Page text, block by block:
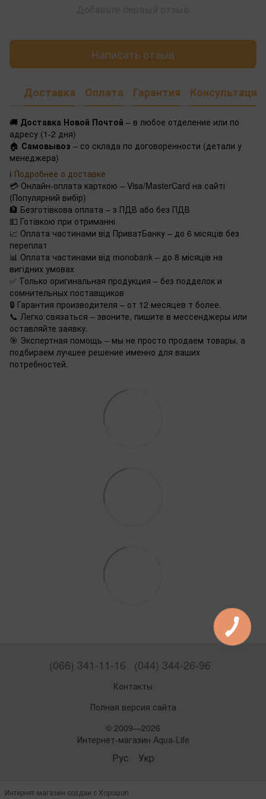
Написать отзыв
Доставка Оплата Гарантия Консультация
🚚 Доставка Новой Почтой – в любое отделение или по
адресу (1-2 дня)
🏠 Самовывоз – со склада по договоренности (детали у
менеджера)
ℹ️ Подробнее о доставке
💳 Онлайн-оплата карткою – Visa/MasterCard на сайті
(Популярний вибір)
🏦 Безготівкова оплата – з ПДВ або без ПДВ
💵 Готівкою при отриманні
📈 Оплата частинами від ПриватБанку – до 6 місяців без
переплат
📊 Оплата частинами від monobank – до 8 місяців на
вигідних умовах
✅ Только оригинальная продукция – без подделок и
сомнительных поставщиков
🔒 Гарантия производителя – от 12 месяцев т более.
📞 Легко связаться – звоните, пишите в мессенджеры или
оставляйте заявку.
🎯 Экспертная помощь – мы не просто продаем товары, а
подбираем лучшее решение именно для ваших
потребностей.
(066) 341-11-16 (044) 344-26-96
Контакты
Полная версия сайта
© 2009—2026
Интернет-магазин Aqua-Life
Рус Укр
Интернет-магазин создан с Хорошоп